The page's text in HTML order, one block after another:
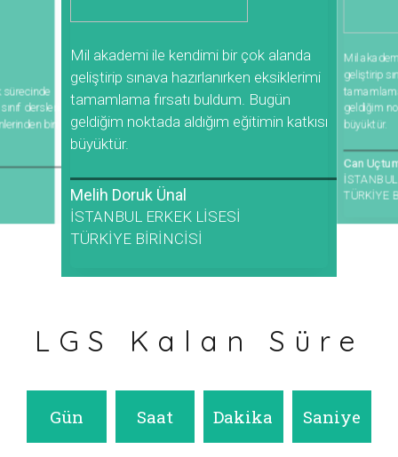
Mil akademi ile kendimi bir çok alanda
geliştirip sınava hazırlanırken eksiklerimi
tamamlama fırsatı buldum. Bugün
geldiğim noktada aldığım eğitimin katkısı
büyüktür.
Melih Doruk Ünal
İSTANBUL ERKEK LİSESİ
TÜRKİYE BİRİNCİSİ
Mil
geliştirip
geldiğim
büyüktür.
Can
TÜRKİYE
sürecinde
dersleri
biri
LGS Kalan Süre
Gün Saat Dakika Saniye